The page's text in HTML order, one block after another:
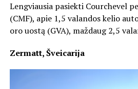
Lengviausia pasiekti Courchevel
(CMF), apie 1,5 valandos kelio
oro uostą (GVA), maždaug 2,5
Zermatt, Šveicarija